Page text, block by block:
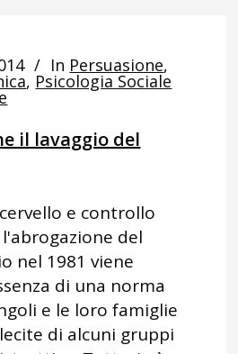
In Persuasione,
, Psicologia Sociale
il lavaggio del
e controllo
del
nel 1981 viene
di una norma
e le loro famiglie
di alcuni gruppi